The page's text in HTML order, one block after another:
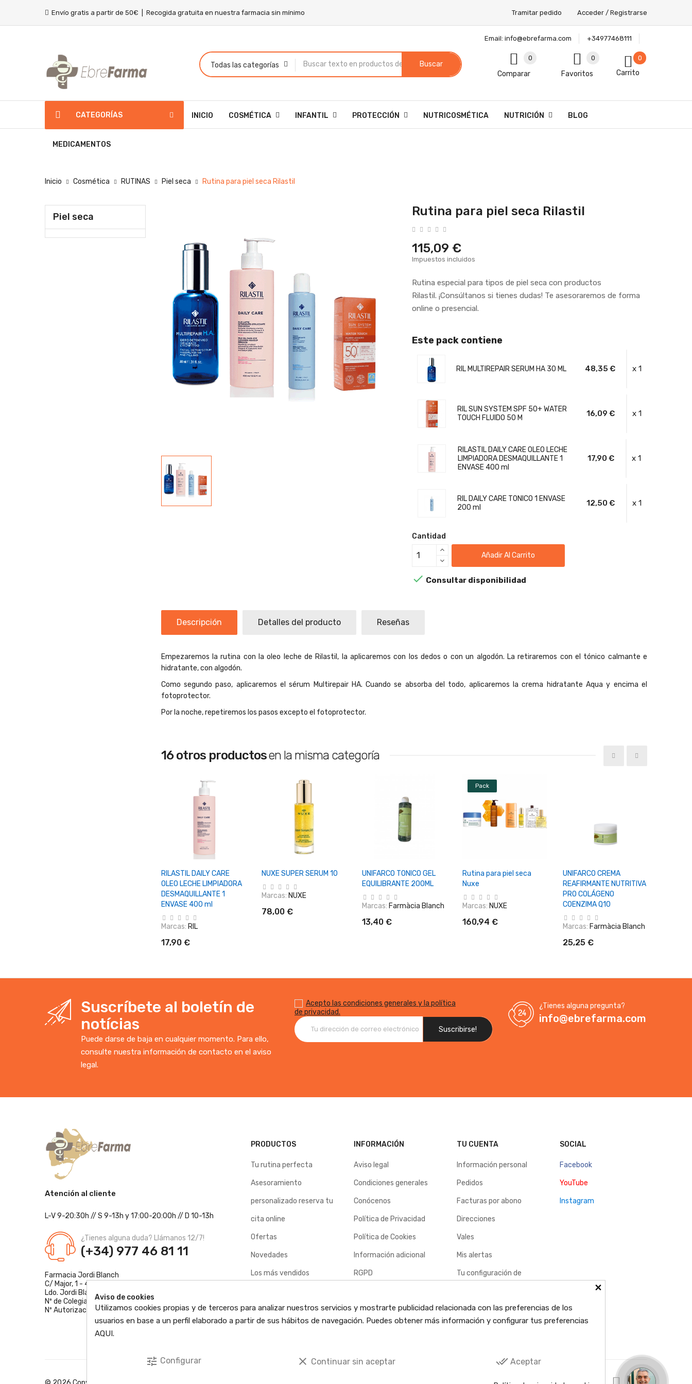
Envío gratis a partir de 50€ | Recogida gratuita en nuestra farmacia sin mínimo Acceder / Registrarse
Tramitar pedido
+34977468111
Email: info@ebrefarma.com
Buscar
0
Carrito
0
Favoritos
0
Comparar
CATEGORÍAS INICIO COSMÉTICA INFANTIL PROTECCIÓN NUTRICOSMÉTICA NUTRICIÓN BLOG
MEDICAMENTOS
Inicio Cosmética RUTINAS Piel seca Rutina para piel seca Rilastil
Piel seca Rutina para piel seca Rilastil
115,09 €
Impuestos incluidos
Rutina especial para tipos de piel seca con productos
Rilastil. ¡Consúltanos si tienes dudas! Te asesoraremos de forma
online o presencial.
Este pack contiene
RIL MULTIREPAIR SERUM HA 30 ML 48,35 € x 1
RIL SUN SYSTEM SPF 50+ WATER
TOUCH FLUIDO 50 M
16,09 € x 1
RILASTIL DAILY CARE OLEO LECHE
LIMPIADORA DESMAQUILLANTE 1
ENVASE 400 ml
17,90 € x 1
RIL DAILY CARE TONICO 1 ENVASE
200 ml
12,50 € x 1
Cantidad
Añadir Al Carrito
 Consultar disponibilidad
Descripción Detalles del producto Reseñas
Empezaremos la rutina con la oleo leche de Rilastil, la aplicaremos con los dedos o con un algodón. La retiraremos con el tónico calmante e
hidratante, con algodón.
Como segundo paso, aplicaremos el sérum Multirepair HA. Cuando se absorba del todo, aplicaremos la crema hidratante Aqua y encima el
fotoprotector.
Por la noche, repetiremos los pasos excepto el fotoprotector.
16 otros productosen la misma categoría
+ Añadir Al Carrito
RILASTIL DAILY CARE
OLEO LECHE LIMPIADORA
DESMAQUILLANTE 1
ENVASE 400 ml
Marcas: RIL
17,90 €
+ Añadir Al Carrito
NUXE SUPER SERUM 10
Marcas: NUXE
78,00 €
+ Añadir Al Carrito
UNIFARCO TONICO GEL
EQUILIBRANTE 200ML
Marcas: Farmàcia Blanch
13,40 €
Pack
+ Añadir Al Carrito
Rutina para piel seca
Nuxe
Marcas: NUXE
160,94 €
+ Añadir Al Carrito
UNIFARCO CREMA
REAFIRMANTE NUTRITIVA
PRO COLÁGENO
COENZIMA Q10
Marcas: Farmàcia Blanch
25,25 €
Suscríbete al boletín de
notícias
Puede darse de baja en cualquier momento. Para ello,
consulte nuestra información de contacto en el aviso
legal.
Acepto las condiciones generales y la política
de privacidad.
¿Tienes alguna pregunta?
info@ebrefarma.com
Atención al cliente
L-V 9-20:30h // S 9-13h y 17:00-20:00h // D 10-13h
¿Tienes alguna duda? Llámanos 12/7!
(+34) 977 46 81 11
Farmacia Jordi Blanch
C/ Major, 1 - 43877
Ldo. Jordi Blanch Pastor
Nº de Colegiado: 870
Nº Autorización: F4300109
PRODUCTOS
Tu rutina perfecta
Asesoramiento
personalizado reserva tu
cita online
Ofertas
Novedades
Los más vendidos
INFORMACIÓN
Aviso legal
Condiciones generales
Conócenos
Política de Privacidad
Política de Cookies
Información adicional
RGPD
Envíos
TU CUENTA
Información personal
Pedidos
Facturas por abono
Direcciones
Vales
Mis alertas
Tu configuración de
SOCIAL
Facebook
YouTube
Instagram
×
Aviso de cookies
Utilizamos cookies propias y de terceros para analizar nuestros servicios y mostrarte publicidad relacionada con las preferencias de los
usuarios en base a un perfil elaborado a partir de sus hábitos de navegación. Puedes obtener más información y configurar tus preferencias
AQUI.
done_all Aceptar
clear Continuar sin aceptar
tune Configurar